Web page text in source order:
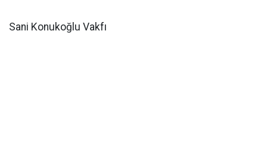
Sani Konukoğlu Vakfı